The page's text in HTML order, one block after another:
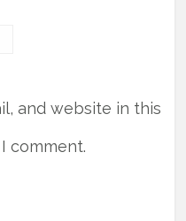
and website in this
comment.